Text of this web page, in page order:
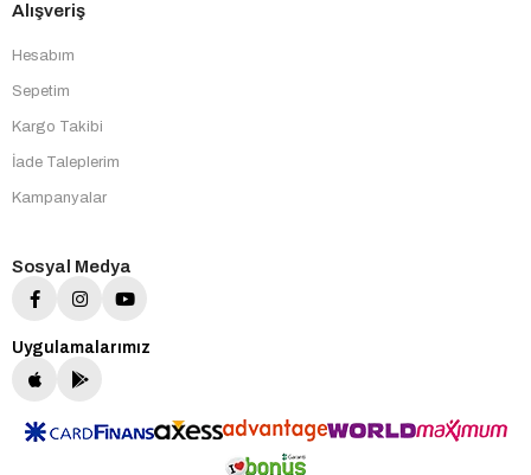
Alışveriş
Hesabım
Sepetim
Kargo Takibi
İade Taleplerim
Kampanyalar
Sosyal Medya
Uygulamalarımız